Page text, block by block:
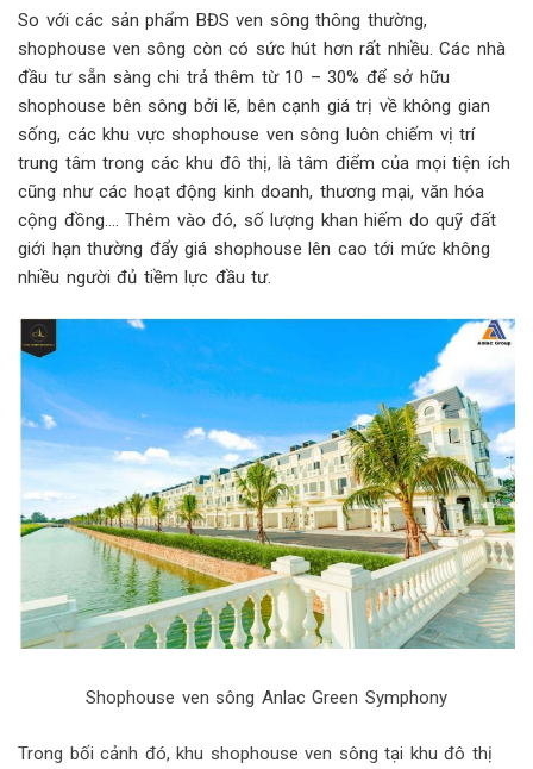
So với các sản phẩm BĐS ven sông thông thường,
shophouse ven sông còn có sức hút hơn rất nhiều. Các nhà
đầu tư sẵn sàng chi trả thêm từ 10 – 30% để sở hữu
shophouse bên sông bởi lẽ, bên cạnh giá trị về không gian
sống, các khu vực shophouse ven sông luôn chiếm vị trí
trung tâm trong các khu đô thị, là tâm điểm của mọi tiện ích
cũng như các hoạt động kinh doanh, thương mại, văn hóa
cộng đồng…. Thêm vào đó, số lượng khan hiếm do quỹ đất
giới hạn thường đẩy giá shophouse lên cao tới mức không
nhiều người đủ tiềm lực đầu tư.
Shophouse ven sông Anlac Green Symphony
Trong bối cảnh đó, khu shophouse ven sông tại khu đô thị